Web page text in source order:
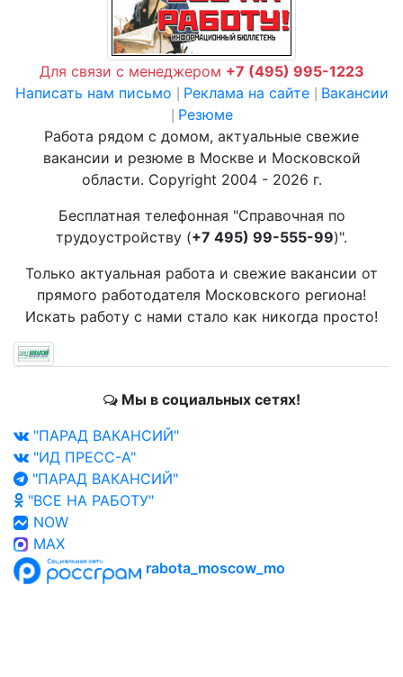
Для связи с менеджером +7 (495) 995-1223
Написать нам письмо
Реклама на сайте Вакансии
Резюме
Работа рядом с домом, актуальные свежие
вакансии и резюме в Москве и Московской
области. Copyright 2004 - 2026 г.
Бесплатная телефонная "Справочная по
трудоустройству (+7 495) 99-555-99)".
Только актуальная работа и свежие вакансии от
прямого работодателя Московского региона!
Искать работу с нами стало как никогда просто!
Мы в социальных сетях!
"ПАРАД ВАКАНСИЙ"
"ИД ПРЕСС-А"
"ПАРАД ВАКАНСИЙ"
"ВСЕ НА РАБОТУ"
NOW
MAX
rabota_moscow_mo